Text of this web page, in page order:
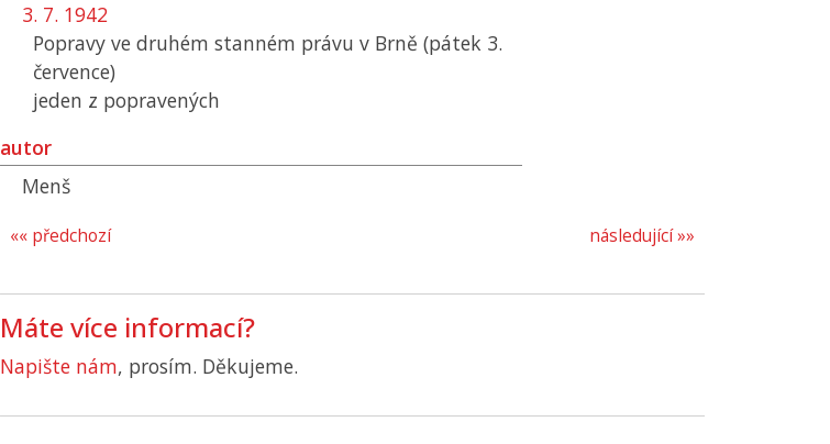
3. 7. 1942
Popravy ve druhém stanném právu v Brně (pátek 3.
července)
jeden z popravených
autor
Menš
následující »»
«« předchozí
Máte více informací?
Napište nám, prosím. Děkujeme.